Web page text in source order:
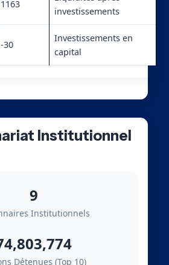
1163
investissements
-30
Investissements en
capital
Institutionnel
9
Institutionnels
Détenues (Top 10)